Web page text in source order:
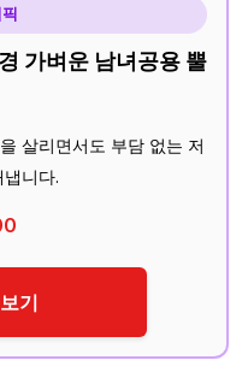
가벼운 남녀공용 뿔
살리면서도 부담 없는 저
니다.
기